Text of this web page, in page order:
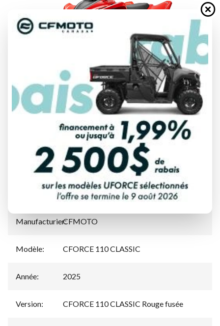
DEMANDE DE FINANCEMENT
ÉVALUATION DE VOTRE ÉCHANGE
Spécifications
Manufacturier:
CFMOTO
Modèle: CFORCE 110 CLASSIC
Année: 2025
Version: CFORCE 110 CLASSIC Rouge fusée